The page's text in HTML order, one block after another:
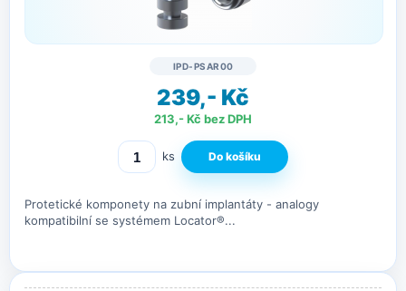
IPD-PSAR00
239,- Kč
213,- Kč bez DPH
ks
Protetické komponety na zubní implantáty - analogy
kompatibilní se systémem Locator®...